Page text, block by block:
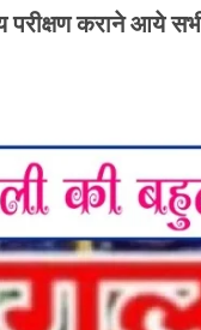
परीक्षण कराने आये